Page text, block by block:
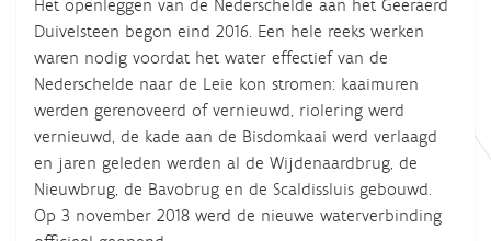
Het openleggen van de Nederschelde aan het Geeraerd
Duivelsteen begon eind 2016. Een hele reeks werken
waren nodig voordat het water effectief van de
Nederschelde naar de Leie kon stromen: kaaimuren
werden gerenoveerd of vernieuwd, riolering werd
vernieuwd, de kade aan de Bisdomkaai werd verlaagd
en jaren geleden werden al de Wijdenaardbrug, de
Nieuwbrug, de Bavobrug en de Scaldissluis gebouwd.
Op 3 november 2018 werd de nieuwe waterverbinding